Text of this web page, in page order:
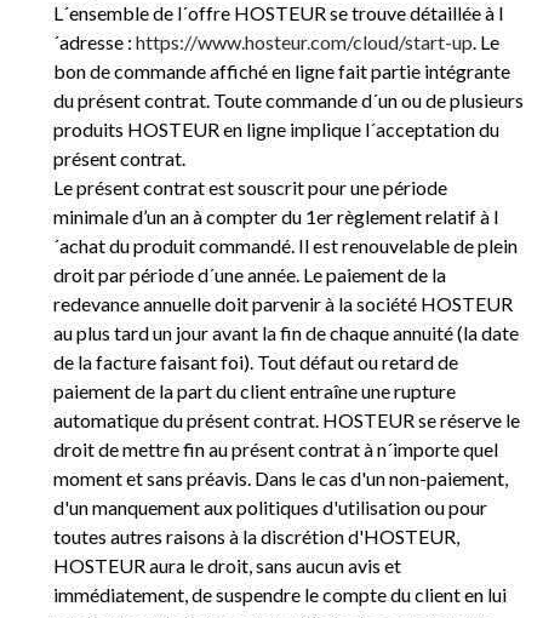
L´ensemble de l´offre HOSTEUR se trouve détaillée à l
´adresse : https://www.hosteur.com/cloud/start-up. Le
bon de commande affiché en ligne fait partie intégrante
du présent contrat. Toute commande d´un ou de plusieurs
produits HOSTEUR en ligne implique l´acceptation du
présent contrat.
Le présent contrat est souscrit pour une période
minimale d’un an à compter du 1er règlement relatif à l
´achat du produit commandé. Il est renouvelable de plein
droit par période d´une année. Le paiement de la
redevance annuelle doit parvenir à la société HOSTEUR
au plus tard un jour avant la fin de chaque annuité (la date
de la facture faisant foi). Tout défaut ou retard de
paiement de la part du client entraîne une rupture
automatique du présent contrat. HOSTEUR se réserve le
droit de mettre fin au présent contrat à n´importe quel
moment et sans préavis. Dans le cas d'un non-paiement,
d'un manquement aux politiques d'utilisation ou pour
toutes autres raisons à la discrétion d'HOSTEUR,
HOSTEUR aura le droit, sans aucun avis et
immédiatement, de suspendre le compte du client en lui